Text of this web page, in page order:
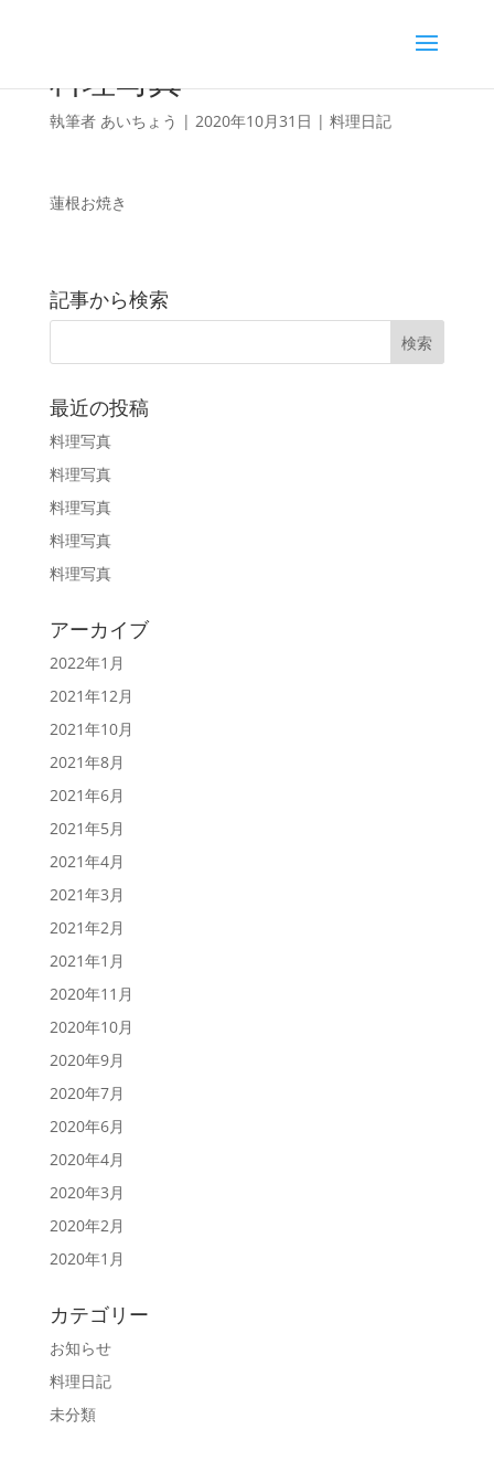
料理写真
執筆者 あいちょう | 2020年10月31日 | 料理日記
蓮根お焼き
記事から検索
最近の投稿
料理写真
料理写真
料理写真
料理写真
料理写真
アーカイブ
2022年1月
2021年12月
2021年10月
2021年8月
2021年6月
2021年5月
2021年4月
2021年3月
2021年2月
2021年1月
2020年11月
2020年10月
2020年9月
2020年7月
2020年6月
2020年4月
2020年3月
2020年2月
2020年1月
カテゴリー
お知らせ
料理日記
未分類